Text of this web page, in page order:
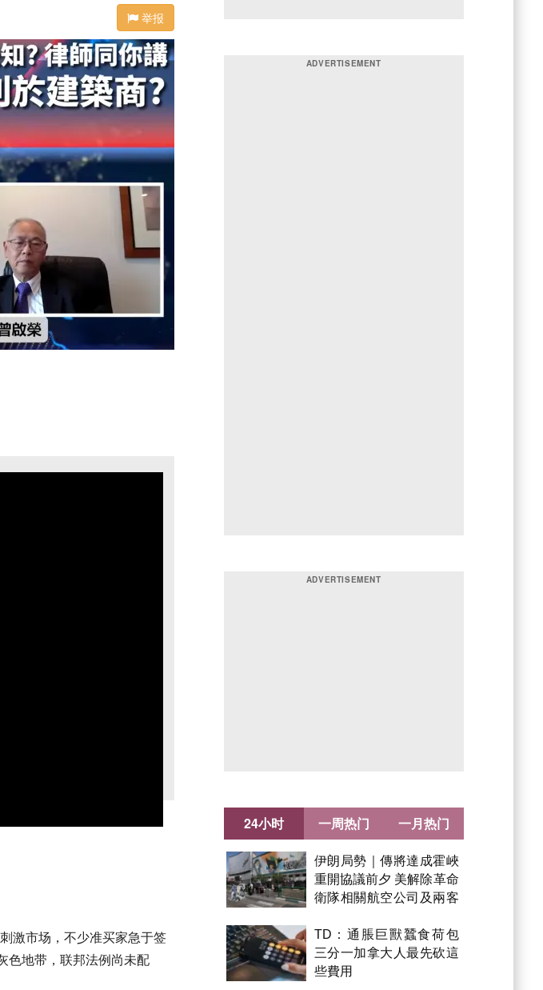
举报
激市场，不少准买家急于签
色地带，联邦法例尚未配
24小时
伊朗局勢｜傳將達成霍峽
重開協議前夕 美解除革命
衛隊相關航空公司及兩客
TD：通脹巨獸蠶食荷包
三分一加拿大人最先砍這
些費用
一周热门 一月热门